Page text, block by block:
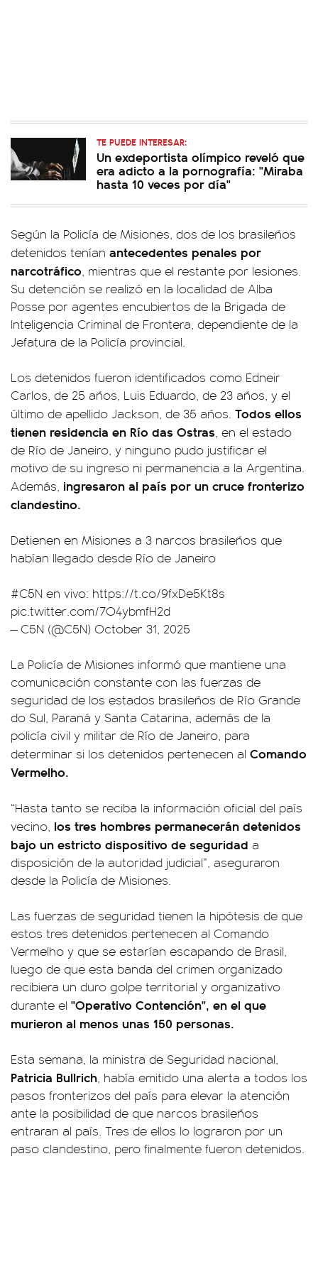
TE PUEDE INTERESAR:
Un exdeportista olímpico reveló que
era adicto a la pornografía: "Miraba
hasta 10 veces por día"
Según la Policía de Misiones, dos de los brasileños
detenidos tenían antecedentes penales por
narcotráfico, mientras que el restante por lesiones.
Su detención se realizó en la localidad de Alba
Posse por agentes encubiertos de la Brigada de
Inteligencia Criminal de Frontera, dependiente de la
Jefatura de la Policía provincial.
Los detenidos fueron identificados como Edneir
Carlos, de 25 años, Luis Eduardo, de 23 años, y el
último de apellido Jackson, de 35 años. Todos ellos
tienen residencia en Río das Ostras, en el estado
de Río de Janeiro, y ninguno pudo justificar el
motivo de su ingreso ni permanencia a la Argentina.
Además, ingresaron al país por un cruce fronterizo
clandestino.
Detienen en Misiones a 3 narcos brasileños que
habían llegado desde Río de Janeiro
#C5N en vivo: https://t.co/9fxDe5Kt8s
pic.twitter.com/7O4ybmfH2d
— C5N (@C5N) October 31, 2025
La Policía de Misiones informó que mantiene una
comunicación constante con las fuerzas de
seguridad de los estados brasileños de Río Grande
do Sul, Paraná y Santa Catarina, además de la
policía civil y militar de Río de Janeiro, para
determinar si los detenidos pertenecen al Comando
Vermelho.
“Hasta tanto se reciba la información oficial del país
vecino, los tres hombres permanecerán detenidos
bajo un estricto dispositivo de seguridad a
disposición de la autoridad judicial”, aseguraron
desde la Policía de Misiones.
Las fuerzas de seguridad tienen la hipótesis de que
estos tres detenidos pertenecen al Comando
Vermelho y que se estarían escapando de Brasil,
luego de que esta banda del crimen organizado
recibiera un duro golpe territorial y organizativo
durante el "Operativo Contención", en el que
murieron al menos unas 150 personas.
Esta semana, la ministra de Seguridad nacional,
Patricia Bullrich, había emitido una alerta a todos los
pasos fronterizos del país para elevar la atención
ante la posibilidad de que narcos brasileños
entraran al país. Tres de ellos lo lograron por un
paso clandestino, pero finalmente fueron detenidos.